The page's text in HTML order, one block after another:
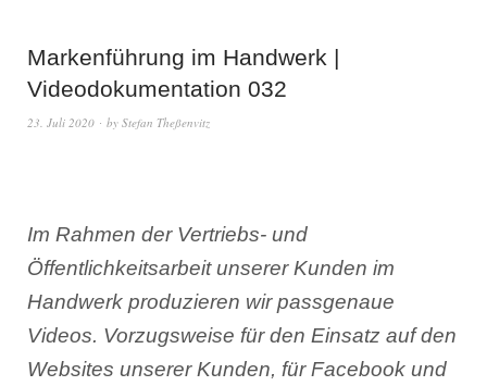
Markenführung im Handwerk |
Videodokumentation 032
23. Juli 2020 by Stefan Theßenvitz
Im Rahmen der Vertriebs- und
Öffentlichkeitsarbeit unserer Kunden im
Handwerk produzieren wir passgenaue
Videos. Vorzugsweise für den Einsatz auf den
Websites unserer Kunden, für Facebook und